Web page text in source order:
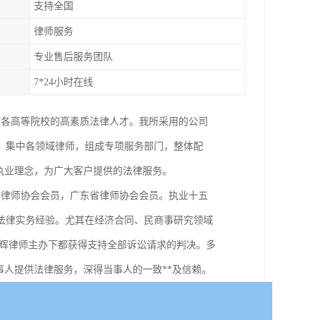
支持全国
律师服务
专业售后服务团队
7*24小时在线
高等院校的高素质法律人才。我所采用的公司
中各领域律师，组成专项服务部门，整体配
理念，为广大客户提供的法律服务。
师协会会员，广东省律师协会会员。执业十五
律实务经验。尤其在经济合同、民商事研究领域
律师主办下都获得支持全部诉讼请求的判决。多
提供法律服务，深得当事人的一致**及信赖。